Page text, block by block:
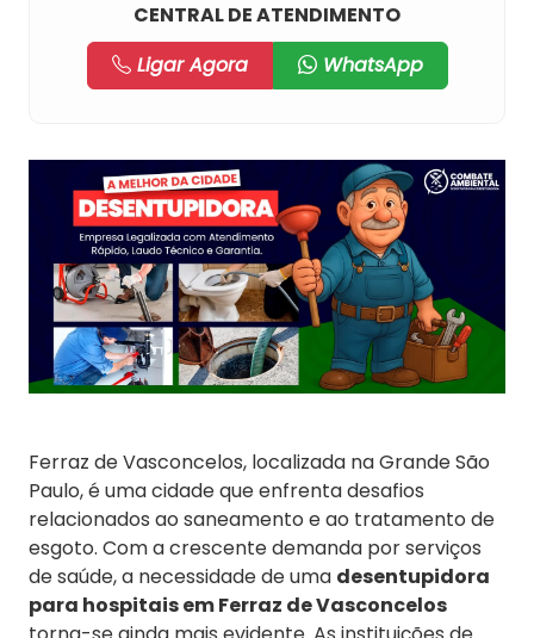
CENTRAL DE ATENDIMENTO
Ligar Agora
WhatsApp
Ferraz de Vasconcelos, localizada na Grande São
Paulo, é uma cidade que enfrenta desafios
relacionados ao saneamento e ao tratamento de
esgoto. Com a crescente demanda por serviços
de saúde, a necessidade de uma desentupidora
para hospitais em Ferraz de Vasconcelos